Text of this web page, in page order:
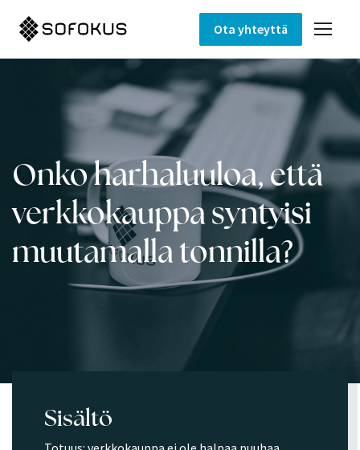
Ota yhteyttä
Onko harhaluuloa, että
verkkokauppa syntyisi
muutamalla tonnilla?
Sisältö